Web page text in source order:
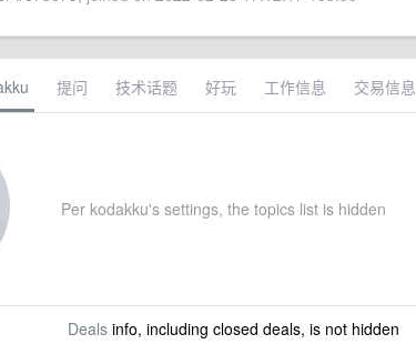
提问 技术话题 好玩 工作信息 交易信息
Per kodakku's settings, the topics list is hidden
Dealsinfo, including closed deals, is not hidden